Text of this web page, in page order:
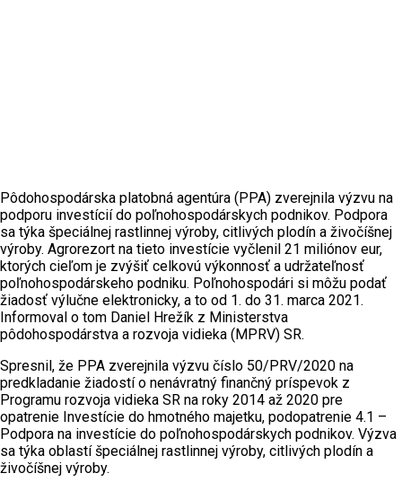
Pôdohospodárska platobná agentúra (PPA) zverejnila výzvu na
podporu investícií do poľnohospodárskych podnikov. Podpora
sa týka špeciálnej rastlinnej výroby, citlivých plodín a živočíšnej
výroby. Agrorezort na tieto investície vyčlenil 21 miliónov eur,
ktorých cieľom je zvýšiť celkovú výkonnosť a udržateľnosť
poľnohospodárskeho podniku. Poľnohospodári si môžu podať
žiadosť výlučne elektronicky, a to od 1. do 31. marca 2021.
Informoval o tom Daniel Hrežík z Ministerstva
pôdohospodárstva a rozvoja vidieka (MPRV) SR.
Spresnil, že PPA zverejnila výzvu číslo 50/PRV/2020 na
predkladanie žiadostí o nenávratný finančný príspevok z
Programu rozvoja vidieka SR na roky 2014 až 2020 pre
opatrenie Investície do hmotného majetku, podopatrenie 4.1 –
Podpora na investície do poľnohospodárskych podnikov. Výzva
sa týka oblastí špeciálnej rastlinnej výroby, citlivých plodín a
živočíšnej výroby.